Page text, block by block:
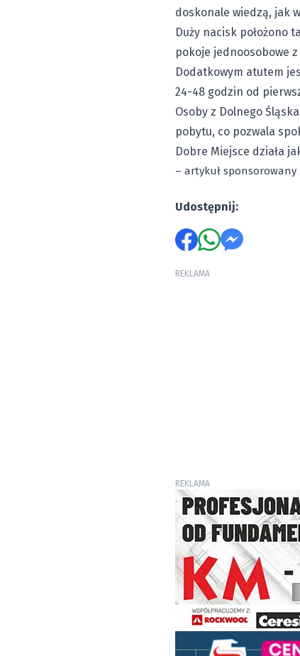
doskonale wiedzą, jak
Duży nacisk położono
pokoje jednoosobowe
Dodatkowym atutem
24-48 godzin od
Osoby z Dolnego
pobytu, co pozwala
Dobre Miejsce działa
– artykuł sponsorowany
Udostępnij:
REKLAMA
REKLAMA